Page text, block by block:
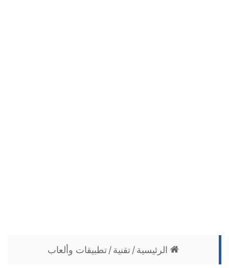
الرئيسية/تقنية/تطبيقات وألعاب